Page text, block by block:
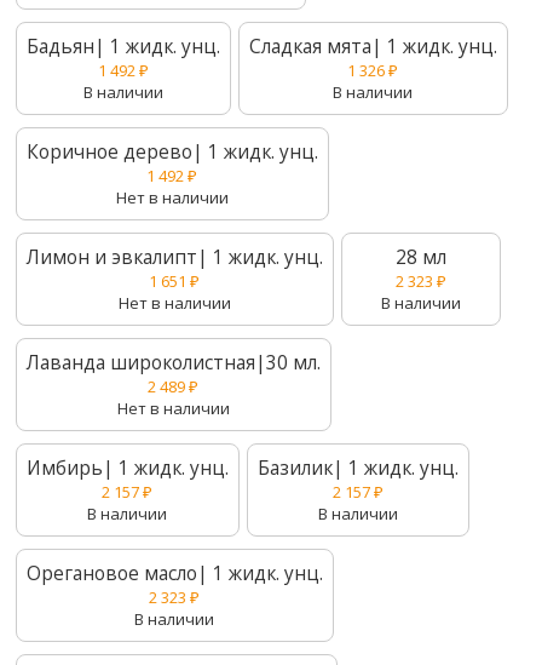
Бадьян| 1 жидк. унц.
1 492₽
В наличии
Сладкая мята| 1 жидк. унц.
1 326₽
В наличии
Коричное дерево| 1 жидк. унц.
1 492₽
Нет в наличии
Лимон и эвкалипт| 1 жидк. унц.
1 651₽
Нет в наличии
28 мл
2 323 ₽
В наличии
Лаванда широколистная|30 мл.
2 489₽
Нет в наличии
Имбирь| 1 жидк. унц.
2 157₽
В наличии
Базилик| 1 жидк. унц.
2 157₽
В наличии
Орегановое масло| 1 жидк. унц.
2 323₽
В наличии